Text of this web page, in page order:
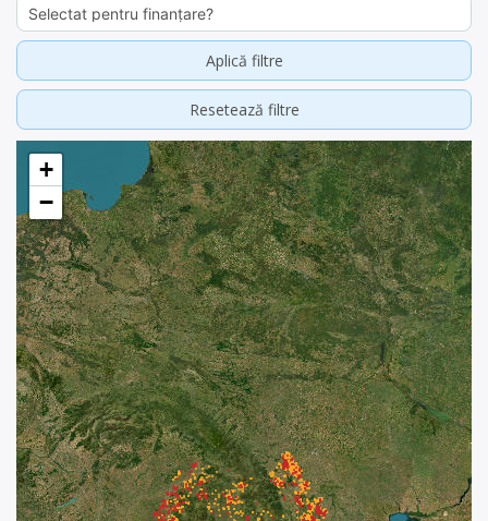
Aplică filtre
Resetează filtre
+
−